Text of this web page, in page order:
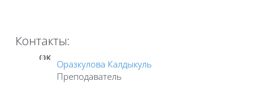
Контакты:
ОК
Оразкулова Калдыкуль
Преподаватель